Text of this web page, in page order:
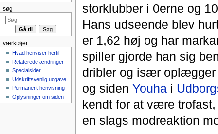
storklubber i 0erne og
Hans udseende blev
er 1,62 høj og har
spiller gjorde han sig
dribler og især
og siden Youhai
kendt for at være
en slags modreaktion
søg
værktøjer
Hvad henviser hertil
Relaterede ændringer
Specialsider
Udskriftsvenlig udgave
Permanent henvisning
Oplysninger om siden